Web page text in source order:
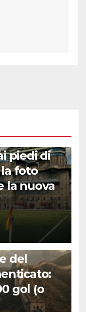
piedi di
foto
la nuova
del
gol (o